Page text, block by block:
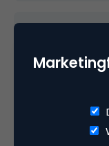
staat, dat
verschijnsel